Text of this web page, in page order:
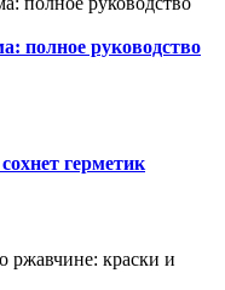
полное руководство
герметик